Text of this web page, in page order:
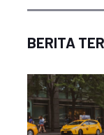
BERITA